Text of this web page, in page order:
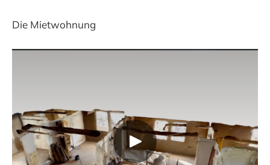
Die Mietwohnung